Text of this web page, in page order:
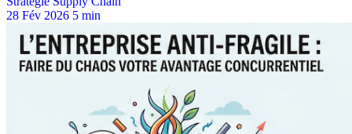
28 Fév 2026 5 min